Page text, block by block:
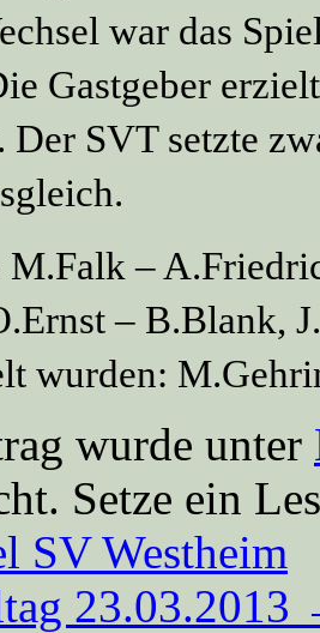
war das
Gastgeber
Der SVT setzte
M.Falk –
– B.Blank,
wurden:
wurde unter
Setze ein
SV Westheim
23.03.2013